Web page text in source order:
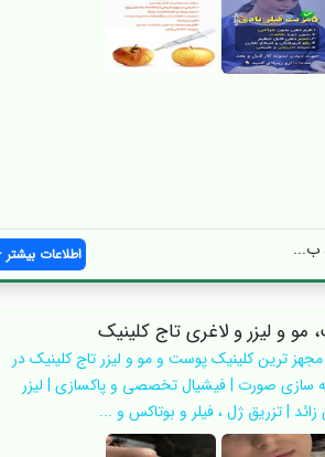
ب... اطلاعات بیشتر
مو و لیزر و لاغری تاج کلینیک
ترین کلینیک پوست و مو و لیزر تاج کلینیک در
سازی صورت | فیشیال تخصصی و پاکسازی | لیزر
| تزریق ژل ، فیلر و بوتاکس و ...